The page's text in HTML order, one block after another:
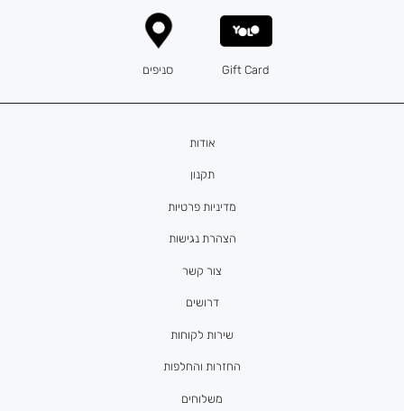
אודות
תקנון
מדיניות פרטיות
הצהרת נגישות
צור קשר
דרושים
Gift Card סניפים
שירות לקוחות
החזרות והחלפות
משלוחים